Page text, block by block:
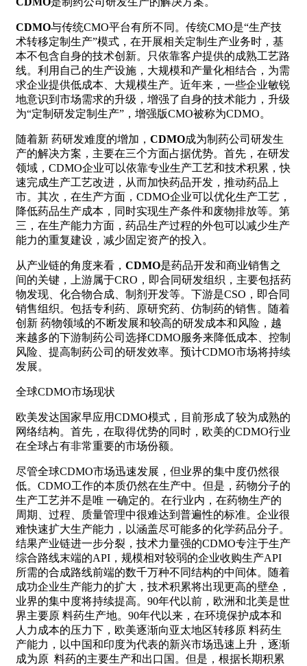
CDMO与传统CMO平台有所不同。传统CMO是“生产技
术转移定制生产”模式，在开展相关定制生产业务时，基
本不包含自身的技术创新。只依靠客户提供的成熟工艺路
线。利用自己的生产设施，大规模和产量化相结合，为需
求企业提供低成本、大规模生产。近年来，一些企业敏锐
地意识到市场需求的升级，增强了自身的技术能力，升级
为“定制研发定制生产”，增强版CMO被称为CDMO。
随着新 药研发难度的增加， CDMO成为制药公司研发生
产的解决方案，主要在三个方面占据优势。首先，在研发
领域，CDMO企业可以依靠专业生产工艺和技术积累，快
速完成生产工艺改进，从而加快药品开发，推动药品上
市。其次，在生产方面，CDMO企业可以优化生产工艺，
降低药品生产成本，同时实现生产条件和废物排放等。第
三，在生产能力方面，药品生产过程的外包可以减少生产
能力的重复建设，减少固定资产的投入。
从产业链的角度来看， CDMO是药品开发和商业销售之
间的关键，上游属于CRO，即合同研发组织，主要包括药
物发现、化合物合成、制剂开发等。下游是CSO，即合同
销售组织。包括专利药、原研究药、仿制药的销售。随着
创新 药物领域的不断发展和较高的研发成本和风险，越
来越多的下游制药公司选择CDMO服务来降低成本、控制
风险、提高制药公司的研发效率。预计CDMO市场将持续
发展。
全球CDMO市场现状
欧美发达国家早应用CDMO模式，目前形成了较为成熟的
网络结构。首先，在取得优势的同时，欧美的CDMO行业
在全球占有非常重要的市场份额。
尽管全球CDMO市场迅速发展，但业界的集中度仍然很
低。CDMO工作的本质仍然在生产中。但是，药物分子的
生产工艺并不是唯 一确定的。在行业内，在药物生产的
周期、过程、质量管理中很难达到普遍性的标准。企业很
难快速扩大生产能力，以涵盖尽可能多的化学药品分子。
结果产业链进一步分裂，技术力量强的CDMO专注于生产
综合路线末端的API，规模相对较弱的企业收购生产API
所需的合成路线前端的数千万种不同结构的中间体。随着
成功企业生产能力的扩大，技术积累将出现更高的壁垒，
业界的集中度将持续提高。90年代以前，欧洲和北美是世
界主要原 料药生产地。90年代以来，在环境保护成本和
人力成本的压力下，欧美逐渐向亚太地区转移原 料药生
产能力，以中国和印度为代表的新兴市场迅速上升，逐渐
成为原 料药的主要生产和出口国。但是，根据长期积累